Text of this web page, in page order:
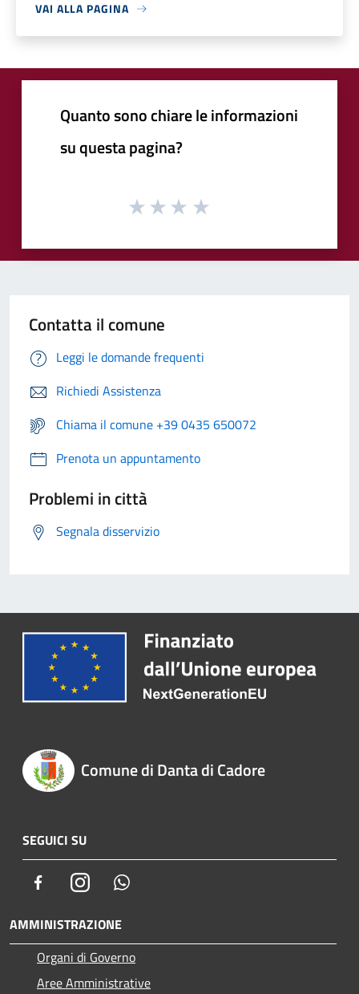
VAI ALLA PAGINA
Quanto sono chiare le informazioni
su questa pagina?
Contatta il comune
Leggi le domande frequenti
Richiedi Assistenza
Chiama il comune +39 0435 650072
Prenota un appuntamento
Problemi in città
Segnala disservizio
Comune di Danta di Cadore
SEGUICI SU
FacebookInstagram
AMMINISTRAZIONE
Organi di Governo
Aree Amministrative